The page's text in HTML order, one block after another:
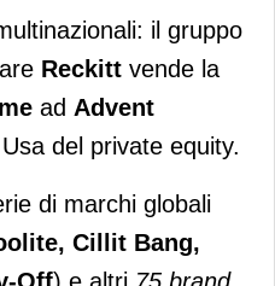
Home" adil gruppo
Reckitt vende la
ad Advent
del private equity.
di marchi globali
Cillit Bang,